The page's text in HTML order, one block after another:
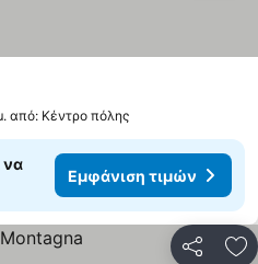
από: Κέντρο πόλης
να
Εμφάνιση τιμών